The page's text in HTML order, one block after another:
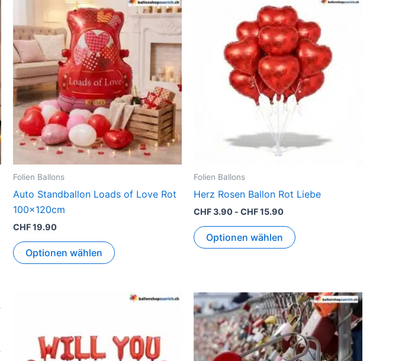
Folien Ballons
Auto Standballon Loads of Love Rot
100x120cm
CHF19.90
Optionen wählen
Folien Ballons
Herz Rosen Ballon Rot Liebe
CHF3.90 - CHF15.90
Optionen wählen